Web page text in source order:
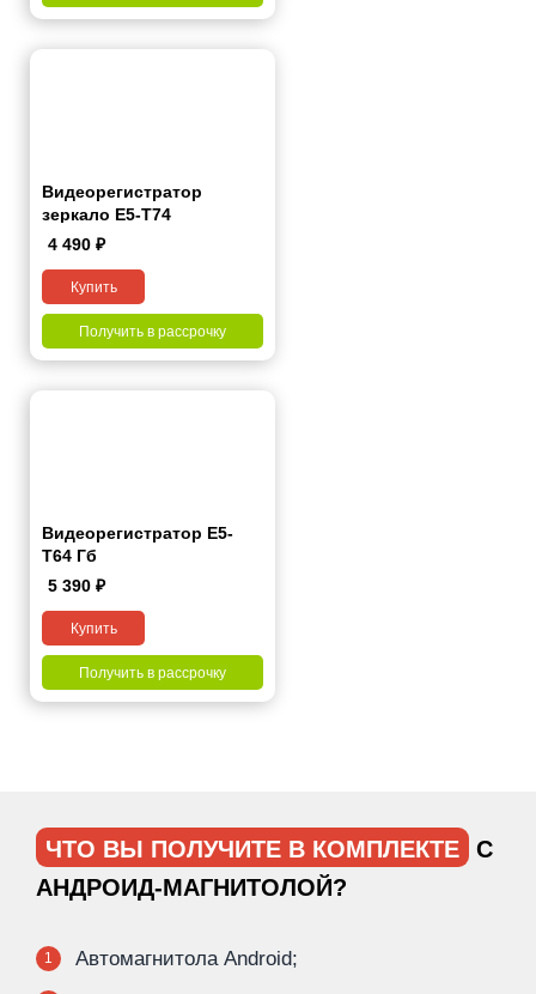
Видеорегистратор
зеркало E5-T74
4 490 ₽
Купить
Получить в рассрочку
Видеорегистратор Е5-
Т64 Гб
5 390 ₽
Купить
Получить в рассрочку
ЧТО ВЫ ПОЛУЧИТЕ В КОМПЛЕКТЕ
С
АНДРОИД-МАГНИТОЛОЙ?
1
Автомагнитола Android;